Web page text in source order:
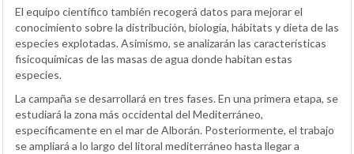
El equipo científico también recogerá datos para mejorar el
conocimiento sobre la distribución, biología, hábitats y dieta de las
especies explotadas. Asimismo, se analizarán las características
fisicoquímicas de las masas de agua donde habitan estas
especies.
La campaña se desarrollará en tres fases. En una primera etapa, se
estudiará la zona más occidental del Mediterráneo,
específicamente en el mar de Alborán. Posteriormente, el trabajo
se ampliará a lo largo del litoral mediterráneo hasta llegar a